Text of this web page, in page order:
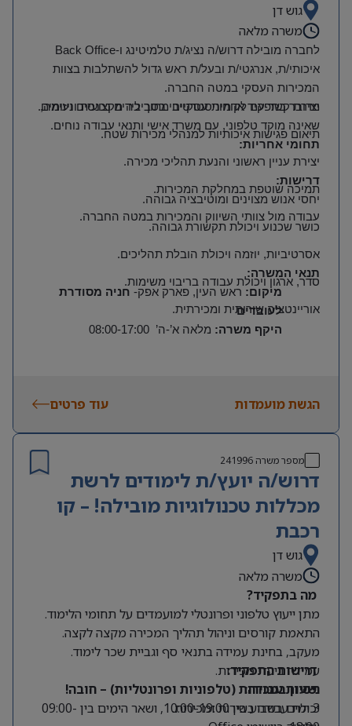
גוש דן
משרה מלאה
לחברה מובילה דרוש/ה נציג/ת טלמיטינג ו-Back Office
איכותי/ת, אנרגטי/ת ובעל/ת ראש גדול להשתלבות בצוות
המכירות העסקי במטה החברה.
מדובר בתפקיד אדמיניסטרטיבי בסביבה מקצועית ונעימה,
שאינה מוקד טלפוני, עם משרד אישי ותנאי עבודה נוחים.
תחומי אחריות:
יצירת קשר עם לקוחות עסקיים מתוך לידים נכנסים ויזומים.
תיאום פגישות איכותיות למנהלי מכירות שטח.
יצירת עניין ראשוני והנעת תהליכי מכירה.
תמיכה שוטפת במחלקת המכירות.
עבודה מול צוותי השיווק והמכירות במטה החברה.
דרישות:
יחסי אנוש מצוינים ומוטיבציה גבוהה.
כושר שכנוע ויכולת תקשורת גבוהה.
אסרטיביות, יוזמה ויכולת הובלת תהליכים.
סדר, ארגון ויכולת עבודה בריבוי משימות.
אוריינטציה שירותית ומכירתית.
תנאי המשרה:
מיקום: ראש העין, פארק אפק- חניה מסודרת
לעובדים
היקף משרה: מלאה א’-ה’ 08:00-17:00
הגשת מועמדות עוד פרטים
מספר משרה241996
דרוש/ה יועץ/ת לימודים לרשת
מכללות טכנולוגיות מובילה! – קו
רכבת
גוש דן
משרה מלאה
מה בתפקיד?
מתן ייעוץ טלפוני ופרונטלי למועמדים על תחומי הלימוד.
התאמת קורסים וניהול תהליך המכירה מקצה לקצה.
מעקב, בחינת עמידה בתנאי סף וגביית שכר לימוד.
עמידה ביעדי מכירות.
שעות עבודה:
3 ימים בשבוע בין 10:00-19:00, ושאר הימים בין 09:00-
דרישות התפקיד:
ניסיון במכירות (טלפוניות ופרונטליות) – חובה!
יכולת עבודה בשירות ומכירות.